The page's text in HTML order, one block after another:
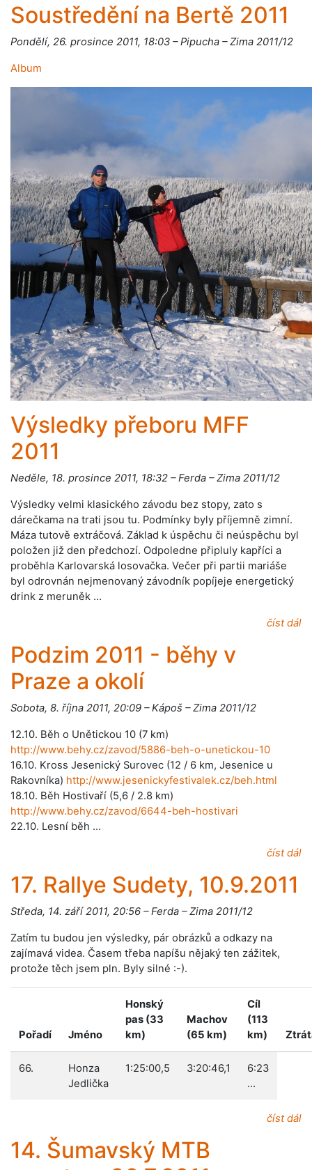
Soustředění na Bertě 2011
Pondělí, 26. prosince 2011, 18:03 – Pipucha – Zima 2011/12
Album
Výsledky přeboru MFF
2011
Neděle, 18. prosince 2011, 18:32 – Ferda – Zima 2011/12
Výsledky velmi klasického závodu bez stopy, zato s
dárečkama na trati jsou tu. Podmínky byly příjemně zimní.
Máza tutově extráčová. Základ k úspěchu či neúspěchu byl
položen již den předchozí. Odpoledne připluly kapříci a
proběhla Karlovarská losovačka. Večer při partii mariáše
byl odrovnán nejmenovaný závodník popíjeje energetický
drink z meruněk …
číst dál
Podzim 2011 - běhy v
Praze a okolí
Sobota, 8. října 2011, 20:09 – Kápoš – Zima 2011/12
12.10. Běh o Unětickou 10 (7 km)
http://www.behy.cz/zavod/5886-beh-o-unetickou-10
16.10. Kross Jesenický Surovec (12 / 6 km, Jesenice u
Rakovníka) http://www.jesenickyfestivalek.cz/beh.html
18.10. Běh Hostivaří (5,6 / 2.8 km)
http://www.behy.cz/zavod/6644-beh-hostivari
22.10. Lesní běh …
číst dál
17. Rallye Sudety, 10.9.2011
Středa, 14. září 2011, 20:56 – Ferda – Zima 2011/12
Zatím tu budou jen výsledky, pár obrázků a odkazy na
zajímavá videa. Časem třeba napíšu nějaký ten zážitek,
protože těch jsem pln. Byly silné :-).
Pořadí Jméno
Honský
pas (33
km)
Machov
(65 km)
Cíl
(113
km)
66.
Honza
Jedlička
1:25:00,5 3:20:46,1
6:23
…
číst dál
14. Šumavský MTB